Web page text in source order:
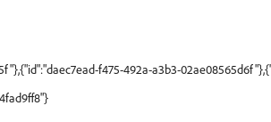
f475-492a-a3b3-